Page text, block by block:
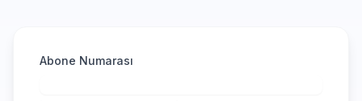
Abone Numarası